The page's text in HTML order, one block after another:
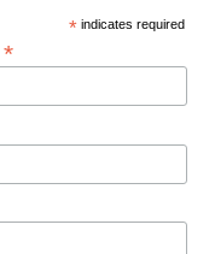
* indicates required
*